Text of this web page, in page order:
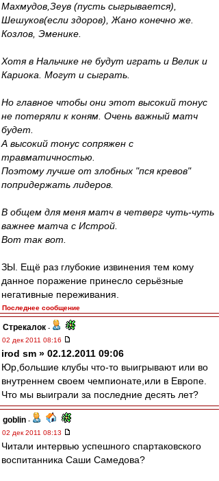
Махмудов,Зеув (пусть сыгрывается),
Шешуков(если здоров), Жано конечно же.
Козлов, Эменике.
Хотя в Нальчике не будут играть и Велик и
Кариока. Могут и сыграть.
Но главное чтобы они этот высокий тонус
не потеряли к коням. Очень важный матч
будет.
А высокий тонус сопряжен с
травматичностью.
Поэтому лучше от злобных "пся кревов"
попридержать лидеров.
В общем для меня матч в четверг чуть-чуть
важнее матча с Истрой.
Вот так вот.
ЗЫ. Ещё раз глубокие извинения тем кому
данное поражение принесло серьёзные
негативные переживания.
Последнее сообщение
Стрекалок -
02 дек 2011 08:16
irod sm » 02.12.2011 09:06
Юр,большие клубы что-то выигрывают или во
внутреннем своем чемпионате,или в Европе.
Что мы выиграли за последние десять лет?
goblin -
02 дек 2011 08:13
Читали интервью успешного спартаковского
воспитанника Саши Самедова?